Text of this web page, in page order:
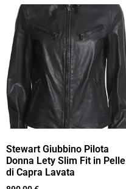
Stewart Giubbino Pilota
Donna Lety Slim Fit in Pelle
di Capra Lavata